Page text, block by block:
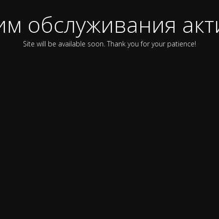
обслуживания
Site will be available soon. Thank you for your patience!